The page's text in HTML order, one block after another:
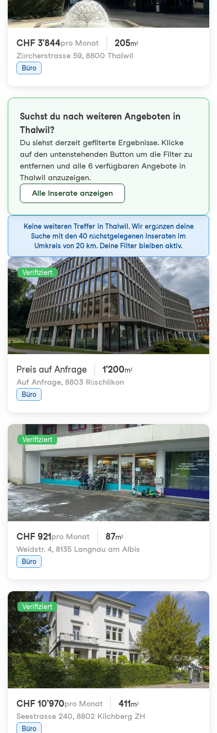
CHF 3'844pro Monat 205m²
Zürcherstrasse 59, 8800 Thalwil
Büro
Suchst du nach weiteren Angeboten in
Thalwil?
Du siehst derzeit gefilterte Ergebnisse. Klicke
auf den untenstehenden Button um die Filter zu
entfernen und alle 6 verfügbaren Angebote in
Thalwil anzuzeigen.
Alle Inserate anzeigen
Keine weiteren Treffer in Thalwil. Wir ergänzen deine
Suche mit den 40 nächstgelegenen Inseraten im
Umkreis von 20 km. Deine Filter bleiben aktiv.
Verifiziert
Preis auf Anfrage 1'200m²
Auf Anfrage, 8803 Rüschlikon
Büro
Verifiziert
CHF 921 pro Monat 87m²
Weidstr. 4, 8135 Langnau am Albis
Büro
Verifiziert
CHF 10'970pro Monat 411 m²
Seestrasse 240, 8802 Kilchberg ZH
Büro